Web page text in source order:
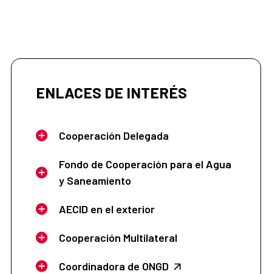
ENLACES DE INTERÉS
Cooperación Delegada
Fondo de Cooperación para el Agua
y Saneamiento
AECID en el exterior
Cooperación Multilateral
Coordinadora de ONGD